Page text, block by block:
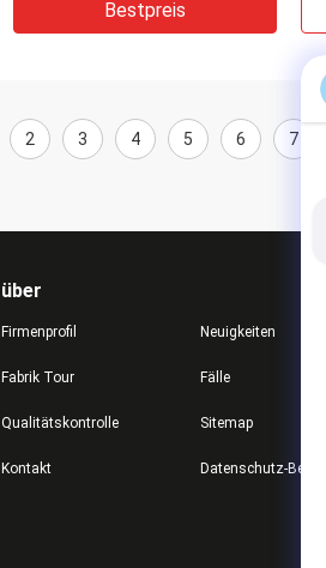
Bestpreis
2 3 4 5 6 7
über
Firmenprofil
Fabrik Tour
Qualitätskontrolle
Kontakt
Neuigkeiten
Fälle
Sitemap